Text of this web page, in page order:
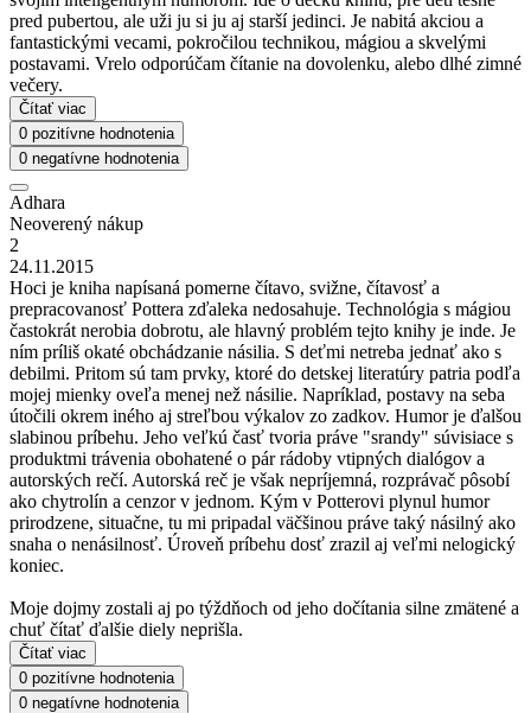
pred pubertou, ale uži ju si ju aj starší jedinci. Je nabitá akciou a
fantastickými vecami, pokročilou technikou, mágiou a skvelými
postavami. Vrelo odporúčam čítanie na dovolenku, alebo dlhé zimné
večery.
Čítať viac
0 pozitívne hodnotenia
0 negatívne hodnotenia
Adhara
Neoverený nákup
2
24.11.2015
Hoci je kniha napísaná pomerne čítavo, svižne, čítavosť a
prepracovanosť Pottera zďaleka nedosahuje. Technológia s mágiou
častokrát nerobia dobrotu, ale hlavný problém tejto knihy je inde. Je
ním príliš okaté obchádzanie násilia. S deťmi netreba jednať ako s
debilmi. Pritom sú tam prvky, ktoré do detskej literatúry patria podľa
mojej mienky oveľa menej než násilie. Napríklad, postavy na seba
útočili okrem iného aj streľbou výkalov zo zadkov. Humor je ďalšou
slabinou príbehu. Jeho veľkú časť tvoria práve "srandy" súvisiace s
produktmi trávenia obohatené o pár rádoby vtipných dialógov a
autorských rečí. Autorská reč je však nepríjemná, rozprávač pôsobí
ako chytrolín a cenzor v jednom. Kým v Potterovi plynul humor
prirodzene, situačne, tu mi pripadal väčšinou práve taký násilný ako
snaha o nenásilnosť. Úroveň príbehu dosť zrazil aj veľmi nelogický
koniec.
Moje dojmy zostali aj po týždňoch od jeho dočítania silne zmätené a
chuť čítať ďalšie diely neprišla.
Čítať viac
0 pozitívne hodnotenia
0 negatívne hodnotenia